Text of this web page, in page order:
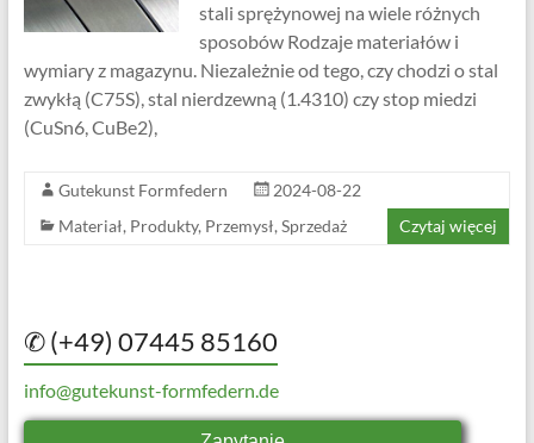
stali sprężynowej na wiele różnych
sposobów Rodzaje materiałów i
wymiary z magazynu. Niezależnie od tego, czy chodzi o stal
zwykłą (C75S), stal nierdzewną (1.4310) czy stop miedzi
(CuSn6, CuBe2),
Gutekunst Formfedern
2024-08-22
Materiał, Produkty, Przemysł, Sprzedaż Czytaj więcej
✆ (+49) 07445 85160
info@gutekunst-formfedern.de